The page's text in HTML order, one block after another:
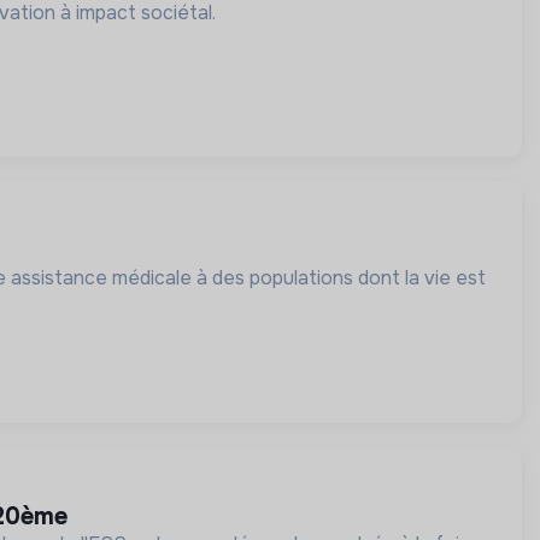
à impact sociétal.
médicale à des populations dont la vie est